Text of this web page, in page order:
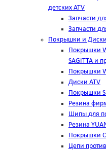
детских ATV
Запчасти
Запчасти
Покрышки и
Покрышки
SAGITTA и
Покрышки
Диски ATV
Покрышки
Резина
Шипы для
Резина
Покрышки
Цепи